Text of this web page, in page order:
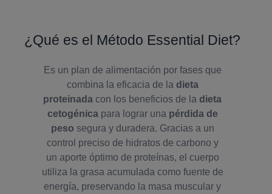
¿Qué es el Método Essential Diet?
Es un plan de alimentación por fases que
combina la eficacia de la dieta
proteinada con los beneficios de la dieta
cetogénicapara lograr una pérdida de
peso segura y duradera. Gracias a un
control preciso de hidratos de carbono y
un aporte óptimo de proteínas, el cuerpo
utiliza la grasa acumulada como fuente de
energía, preservando la masa muscular y